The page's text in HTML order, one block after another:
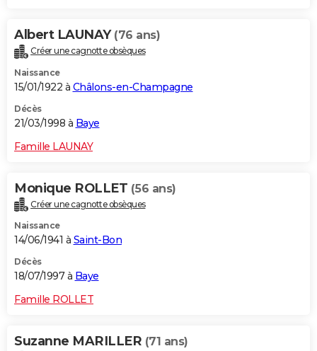
Albert LAUNAY (76 ans)
Créer une cagnotte obsèques
Naissance
15/01/1922 à Châlons-en-Champagne
Décès
21/03/1998 à Baye
Famille LAUNAY
Monique ROLLET (56 ans)
Créer une cagnotte obsèques
Naissance
14/06/1941 à Saint-Bon
Décès
18/07/1997 à Baye
Famille ROLLET
Suzanne MARILLER (71 ans)